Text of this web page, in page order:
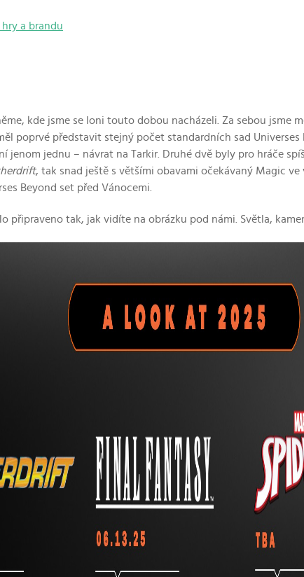
a brandu
kde jsme se loni touto dobou nacházeli. Za sebou jsme
poprvé představit stejný počet standardních sad
jenom jednu – návrat na Tarkir. Druhé dvě byly pro hráče
, tak snad ještě s většími obavami očekávaný Magic ve
Beyond set před Vánocemi.
připraveno tak, jak vidíte na obrázku pod námi. Světla,